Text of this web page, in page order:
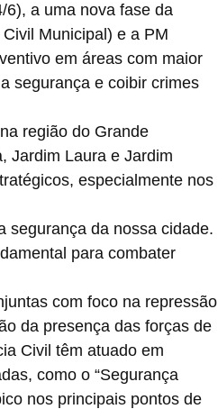
6), a uma nova fase da
Municipal) e a PM
em áreas com maior
segurança e coibir crimes
região do Grande
Jardim Laura e Jardim
especialmente nos
segurança da nossa cidade.
para combater
com foco na repressão
da presença das forças de
Civil têm atuado em
como o “Segurança
nos principais pontos de